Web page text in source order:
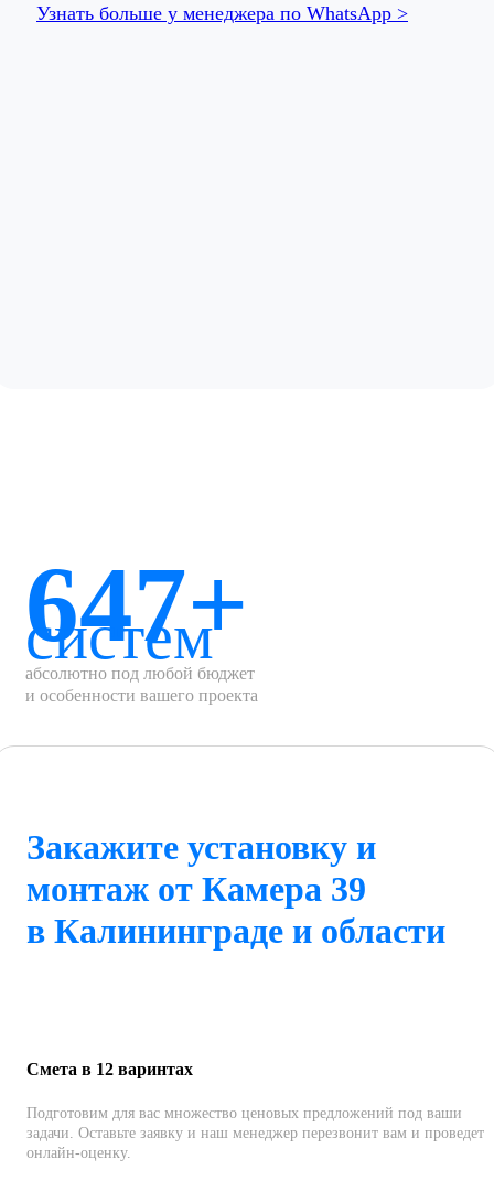
Узнать больше у менеджера по WhatsApp >
647+
систем
абсолютно под любой бюджет
и особенности вашего проекта
Закажите установку и
монтаж от Камера 39
в Калининграде и области
Смета в 12 варинтах
Подготовим для вас множество ценовых предложений под ваши
задачи. Оставьте заявку и наш менеджер перезвонит вам и проведет
онлайн-оценку.